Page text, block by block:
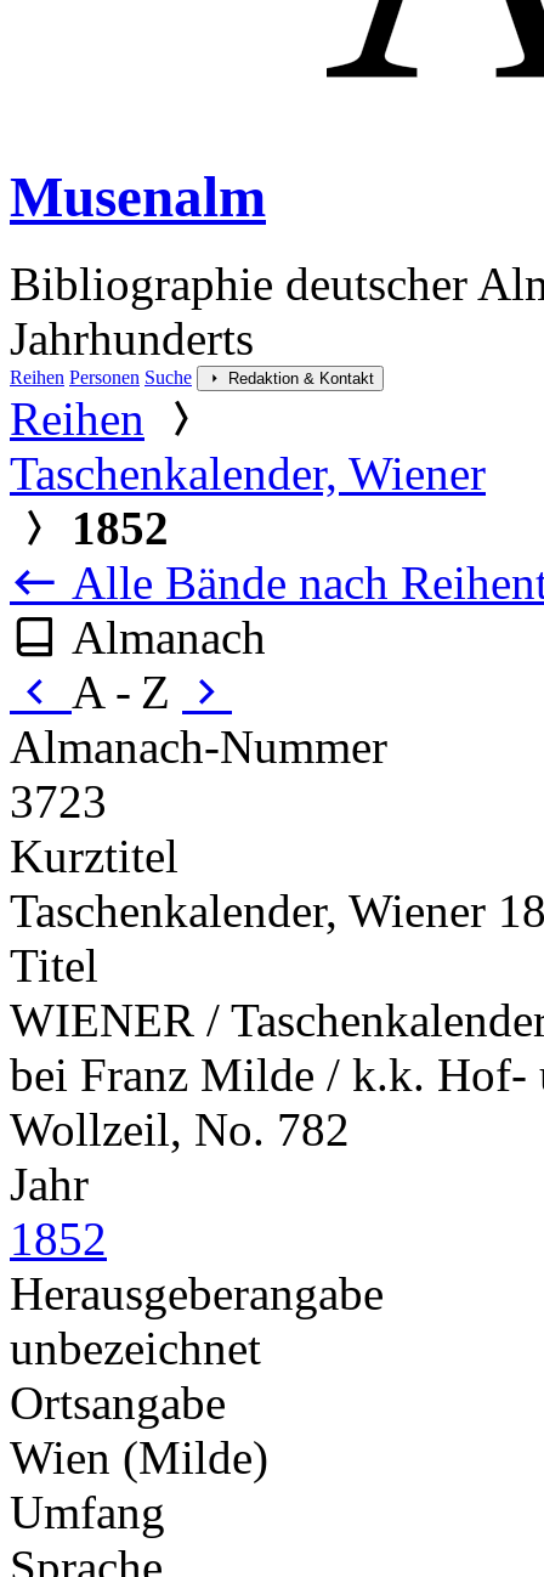
Musenalm
Bibliographie deutscher
Jahrhunderts
Reihen Personen Suche Redaktion & Kontakt
Reihen
Taschenkalender, Wiener
1852
Alle Bände nach
Almanach
A - Z
Almanach-Nummer
3723
Kurztitel
Taschenkalender, Wiener
Titel
WIENER /
bei Franz Milde / k.k. Hof-
Wollzeil, No. 782
Jahr
1852
Herausgeberangabe
unbezeichnet
Ortsangabe
Wien (Milde)
Umfang
Sprache